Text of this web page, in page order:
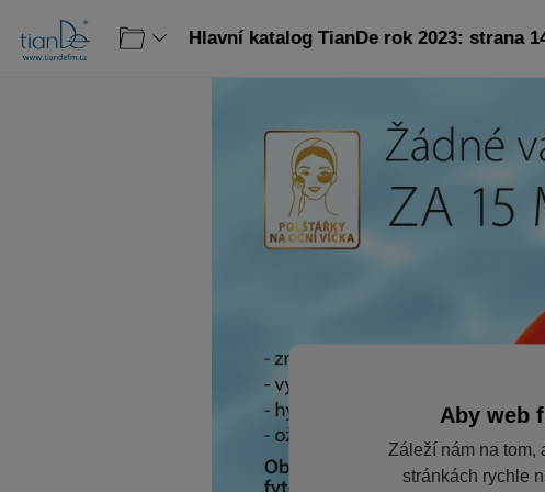
Hlavní katalog TianDe rok 2023: strana
Aby web
Záleží nám na tom,
stránkách rychle